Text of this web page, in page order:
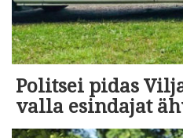
Politsei pidas
valla esindajat